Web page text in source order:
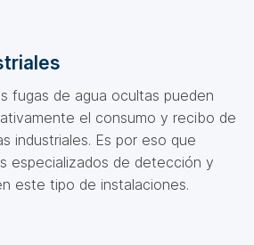
fugas de agua ocultas pueden
el consumo y recibo de
industriales. Es por eso que
especializados de detección y
este tipo de instalaciones.